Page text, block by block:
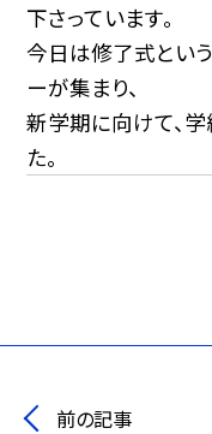
下さっています。
今日は修了式とい
ーが集まり、
新学期に向けて、
た。
前の記事